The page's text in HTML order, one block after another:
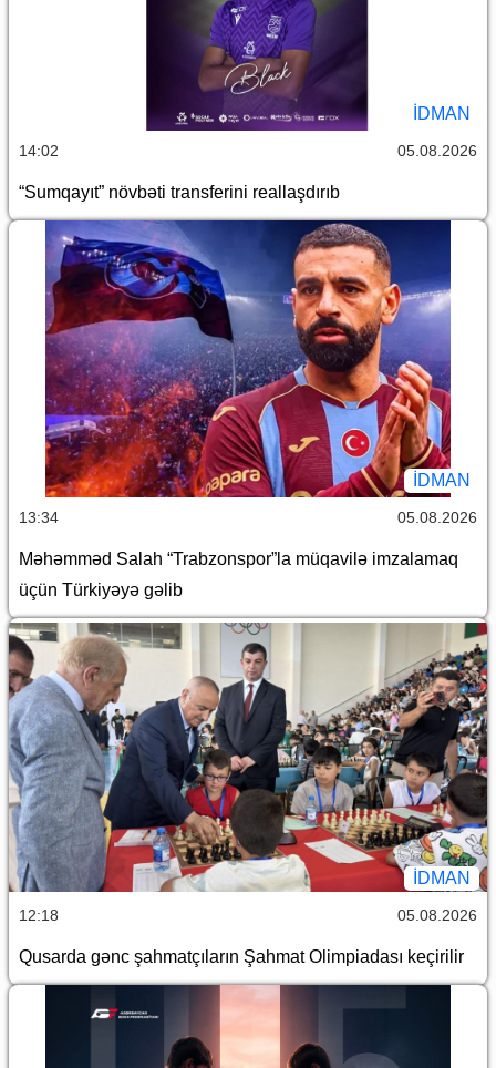
İDMAN
14:02 05.08.2026
“Sumqayıt” növbəti transferini reallaşdırıb
İDMAN
13:34 05.08.2026
Məhəmməd Salah “Trabzonspor”la müqavilə imzalamaq
üçün Türkiyəyə gəlib
İDMAN
12:18 05.08.2026
Qusarda gənc şahmatçıların Şahmat Olimpiadası keçirilir